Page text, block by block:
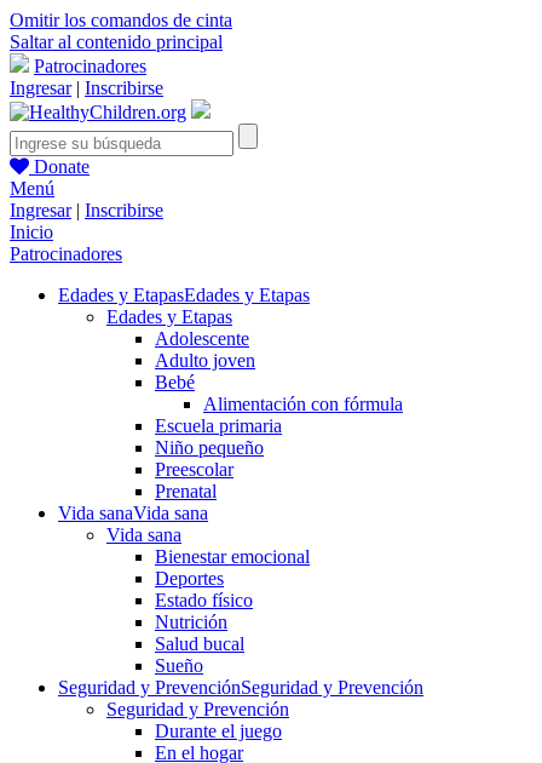
Omitir los comandos de cinta
Saltar al contenido principal
Patrocinadores
Ingresar| Inscribirse
Donate
Menú
Ingresar| Inscribirse
Inicio
Patrocinadores
Edades y EtapasEdades y Etapas
Edades y Etapas
Adolescente
Adulto joven
Bebé
Alimentación con fórmula
Escuela primaria
Niño pequeño
Preescolar
Prenatal
Vida sanaVida sana
Vida sana
Bienestar emocional
Deportes
Estado físico
Nutrición
Salud bucal
Sueño
Seguridad y PrevenciónSeguridad y Prevención
Seguridad y Prevención
Durante el juego
En el hogar